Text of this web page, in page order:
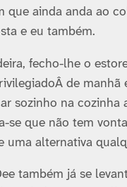
que ainda anda ao
e eu também.
fecho-lhe o
de manhã
sozinho na
se que não tem
uma alternativa
também já se